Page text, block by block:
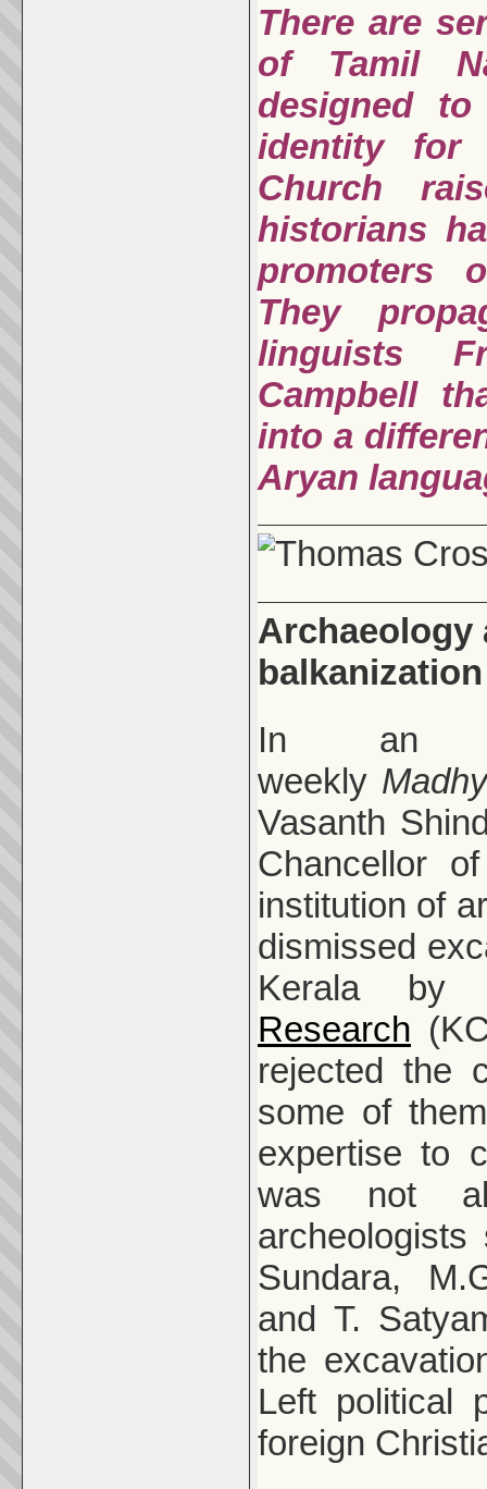
There are
of Tamil
designed
identity for
Church
historians
promoters
They
linguists
Campbell
into a
Aryan
Archaeology
In an
weekly
Vasanth
Chancellor
institution of
dismissed
Kerala
Research
rejected the
some of
expertise to
was not
Sundara,
and T.
the
Left political
foreign